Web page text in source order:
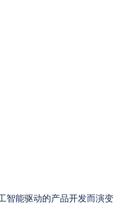
智能驱动的产品开发而演变